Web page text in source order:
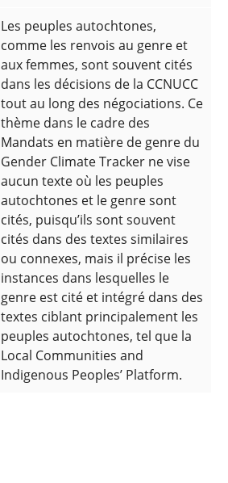
Les peuples autochtones,
comme les renvois au genre et
aux femmes, sont souvent cités
dans les décisions de la CCNUCC
tout au long des négociations. Ce
thème dans le cadre des
Mandats en matière de genre du
Gender Climate Tracker ne vise
aucun texte où les peuples
autochtones et le genre sont
cités, puisqu’ils sont souvent
cités dans des textes similaires
ou connexes, mais il précise les
instances dans lesquelles le
genre est cité et intégré dans des
textes ciblant principalement les
peuples autochtones, tel que la
Local Communities and
Indigenous Peoples’ Platform.